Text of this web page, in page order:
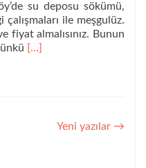
su deposu sökümü,
ile meşgulüz.
fiyat almalısınız. Bunun
Daha
[…]
Yeni yazılar →